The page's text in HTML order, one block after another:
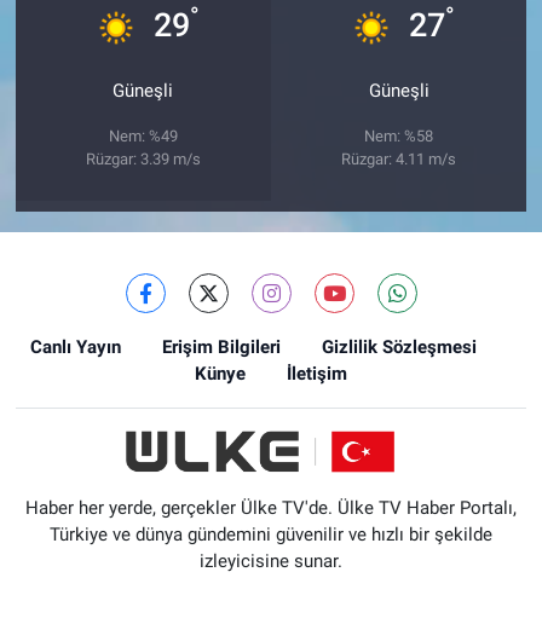
29°
Güneşli
Nem: %49
Rüzgar: 3.39 m/s
27°
Güneşli
Nem: %58
Rüzgar: 4.11 m/s
Canlı Yayın Erişim Bilgileri
Gizlilik Sözleşmesi
Künye
İletişim
Haber her yerde, gerçekler Ülke TV'de. Ülke TV Haber Portalı,
Türkiye ve dünya gündemini güvenilir ve hızlı bir şekilde
izleyicisine sunar.